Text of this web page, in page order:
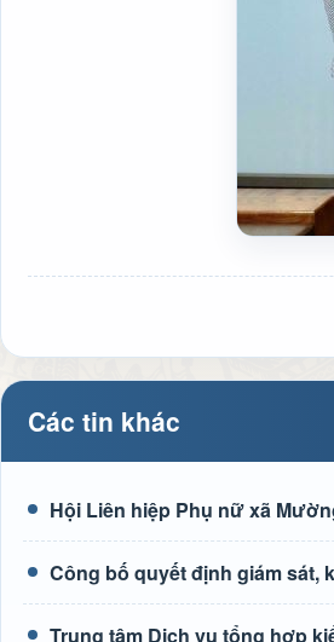
Các tin khác
Hội Liên hiệp Phụ nữ xã
Công bố quyết định giám sát,
Trung tâm Dịch vụ tổng hợp